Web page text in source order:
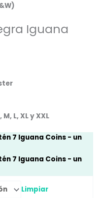
Iguana
L, XL y XXL
7 Iguana Coins - un
7 Iguana Coins - un
Limpiar